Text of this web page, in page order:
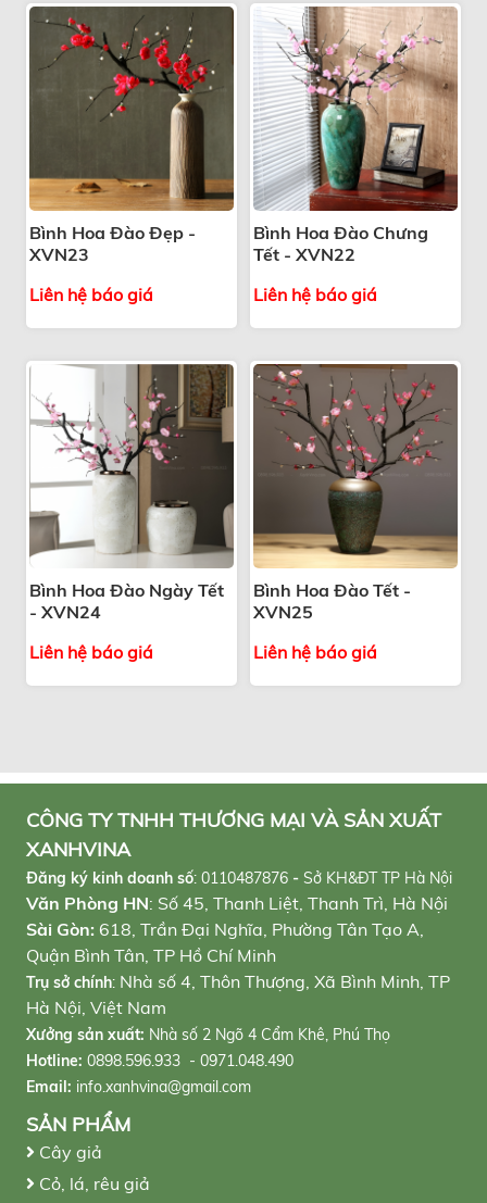
Bình Hoa Đào Đẹp -
XVN23
Liên hệ báo giá
Bình Hoa Đào Chưng
Tết - XVN22
Liên hệ báo giá
Bình Hoa Đào Ngày Tết
- XVN24
Liên hệ báo giá
Bình Hoa Đào Tết -
XVN25
Liên hệ báo giá
CÔNG TY TNHH THƯƠNG MẠI VÀ SẢN XUẤT
XANHVINA
Đăng ký kinh doanh số: 0110487876 - Sở KH&ĐT TP Hà Nội
Văn Phòng HN: Số 45, Thanh Liệt, Thanh Trì, Hà Nội
Sài Gòn: 618, Trần Đại Nghĩa, Phường Tân Tạo A,
Quận Bình Tân, TP Hồ Chí Minh
Trụ sở chính: Nhà số 4, Thôn Thượng, Xã Bình Minh, TP
Hà Nội, Việt Nam
Xưởng sản xuất: Nhà số 2 Ngõ 4 Cẩm Khê, Phú Thọ
Hotline: 0898.596.933 - 0971.048.490
Email: info.xanhvina@gmail.com
SẢN PHẨM
Cây giả
Cỏ, lá, rêu giả